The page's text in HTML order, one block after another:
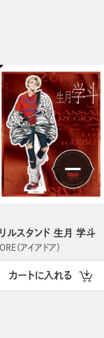
ルスタンド 生月 学斗
（アイアドア）
カートに入れる